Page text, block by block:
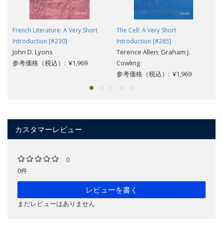
French Literature: A Very Short
Introduction [#230]
John D. Lyons
参考価格（税込）: ¥1,969
The Cell: A Very Short
Introduction [#285]
Terence Allen; Graham J.
Cowling
参考価格（税込）: ¥1,969
カスタマーレビュー
0
0件
レビューを書く
まだレビューはありません